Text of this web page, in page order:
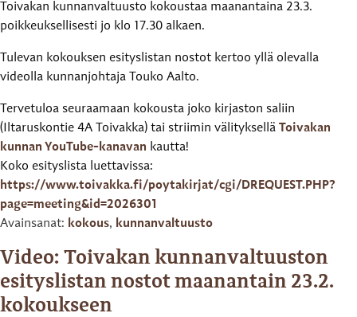
Toivakan kunnanvaltuusto kokoustaa maanantaina 23.3.
poikkeuksellisesti jo klo 17.30 alkaen.
Tulevan kokouksen esityslistan nostot kertoo yllä olevalla
videolla kunnanjohtaja Touko Aalto.
Tervetuloa seuraamaan kokousta joko kirjaston saliin
(Iltaruskontie 4A Toivakka) tai striimin välityksellä Toivakan
kunnan YouTube-kanavan kautta!
Koko esityslista luettavissa:
https://www.toivakka.fi/poytakirjat/cgi/DREQUEST.PHP?
page=meeting&id=2026301
Avainsanat: kokous, kunnanvaltuusto
Video: Toivakan kunnanvaltuuston
esityslistan nostot maanantain 23.2.
kokoukseen